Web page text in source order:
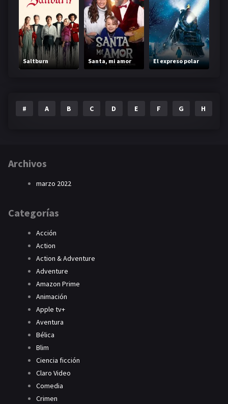
Saltburn Santa, mi amor El expreso polar
# A B C D E F G H
Archivos
marzo 2022
Categorías
Acción
Action
Action & Adventure
Adventure
Amazon Prime
Animación
Apple tv+
Aventura
Bélica
Blim
Ciencia ficción
Claro Video
Comedia
Crimen